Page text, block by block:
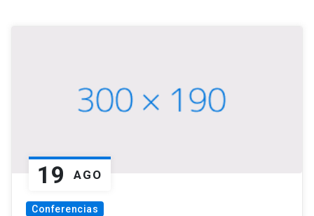
19 AGO
Conferencias